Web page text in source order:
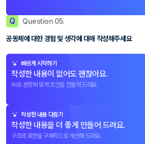
Q Question 05.
공동체에 대한 경험 및 생각에 대해 작성해주세요
빠르게 시작하기
작성한 내용이 없어도 괜찮아요.
AI로 문항에 맞게 초안을 만들어 드려요.
작성한 내용 다듬기
작성한 내용을 더 좋게 만들어 드려요.
구조와 표현을 구체적으로 개선해 드려요.